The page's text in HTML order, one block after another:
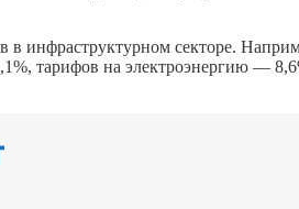
инфраструктурном секторе.
тарифов на электроэнергию —